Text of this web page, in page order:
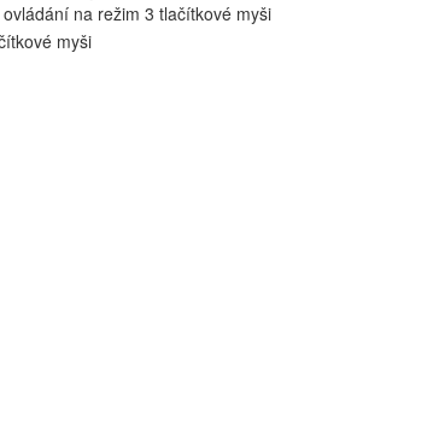
na režim 3 tlačítkové myši
myši